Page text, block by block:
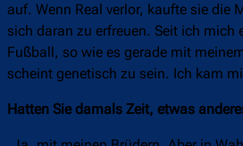
auf. Wenn Real verlor, kaufte sie die
sich daran zu erfreuen. Seit ich mich
Fußball, so wie es gerade mit
scheint genetisch zu sein. Ich kam
Hatten Sie damals Zeit, etwas